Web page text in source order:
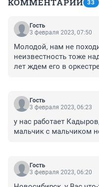
КОММЕНТАРИИ 33
Гость
3 февраля 2023, 07:50
Молодой, нам не
неизвестность тоже
лет ждем его в
Гость
3 февраля 2023, 06:23
у нас работает
мальчик с мальчиком
Гость
3 февраля 2023, 06:20